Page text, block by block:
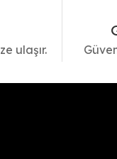
ulaşır.